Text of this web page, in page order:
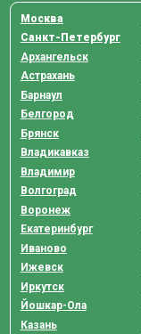
Москва
Санкт-Петербург
Архангельск
Астрахань
Барнаул
Белгород
Брянск
Владикавказ
Владимир
Волгоград
Воронеж
Екатеринбург
Иваново
Ижевск
Иркутск
Йошкар-Ола
Казань